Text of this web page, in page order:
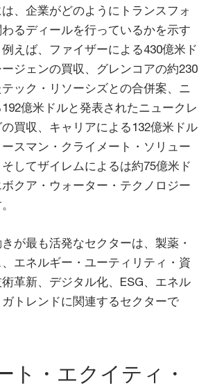
、企業がどのようにトランスフォ
るディールを行っているかを示す
えば、ファイザーによる430億米ド
ジェンの買収、グレンコアの約230
ック・リソーシズとの合併案、ニ
億米ドルと発表されたニュークレ
買収、キャリアによる132億米ドル
スマン・クライメート・ソリュー
してザイレムによるは約75億米ド
クア・ウォーター・テクノロジー
が最も活発なセクターは、製薬・
エネルギー・ユーティリティ・資
革新、デジタル化、ESG、エネル
トレンドに関連するセクターで
ト・エクイティ・